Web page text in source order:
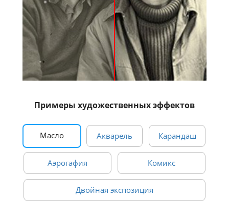
Примеры художественных эффектов
Масло Акварель Карандаш
Аэрогафия Комикс
Двойная экспозиция